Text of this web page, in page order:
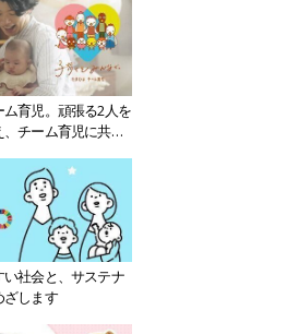
育児。頑張る2人を
チーム育児に共感
社会と、サステナ
ざします